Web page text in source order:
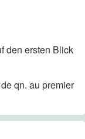
den ersten Blick
qn. au premier